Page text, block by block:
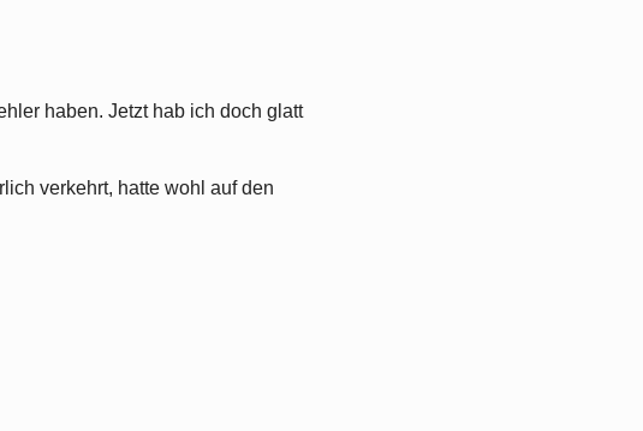
haben. Jetzt hab ich doch glatt
verkehrt, hatte wohl auf den